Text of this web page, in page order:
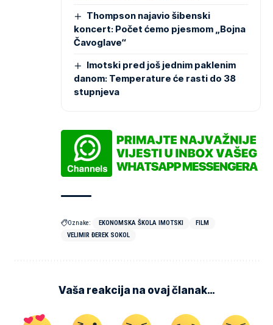
Thompson najavio šibenski
koncert: Počet ćemo pjesmom „Bojna
Čavoglave“
Imotski pred još jednim paklenim
danom: Temperature će rasti do 38
stupnjeva
Oznake: EKONOMSKA ŠKOLA IMOTSKI
FILM
VELIMIR ĐEREK SOKOL
Vaša reakcija na ovaj članak…